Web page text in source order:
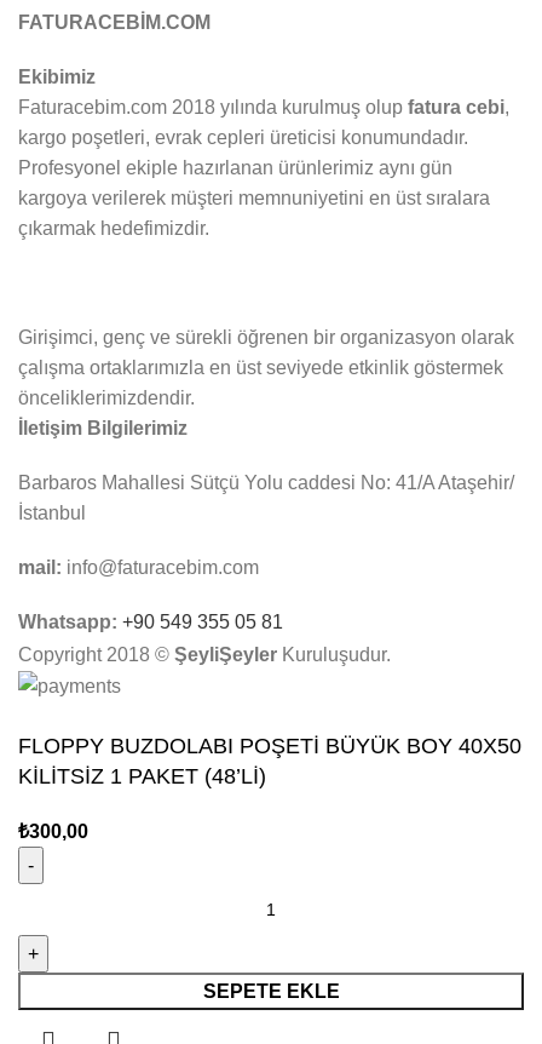
FATURACEBİM.COM
Ekibimiz
Faturacebim.com 2018 yılında kurulmuş olup fatura cebi,
kargo poşetleri, evrak cepleri üreticisi konumundadır.
Profesyonel ekiple hazırlanan ürünlerimiz aynı gün
kargoya verilerek müşteri memnuniyetini en üst sıralara
çıkarmak hedefimizdir.
Girişimci, genç ve sürekli öğrenen bir organizasyon olarak
çalışma ortaklarımızla en üst seviyede etkinlik göstermek
önceliklerimizdendir.
İletişim Bilgilerimiz
Barbaros Mahallesi Sütçü Yolu caddesi No: 41/A Ataşehir/
İstanbul
mail: info@faturacebim.com
Whatsapp: +90 549 355 05 81
Copyright 2018 © ŞeyliŞeyler Kuruluşudur.
FLOPPY BUZDOLABI POŞETİ BÜYÜK BOY 40X50
KİLİTSİZ 1 PAKET (48’Lİ)
₺300,00
SEPETE EKLE